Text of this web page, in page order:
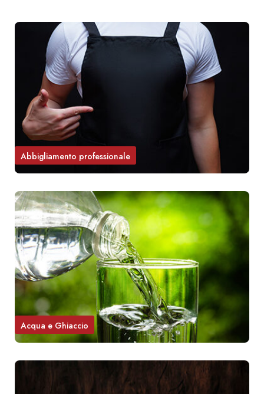
Abbigliamento professionale
Acqua e Ghiaccio